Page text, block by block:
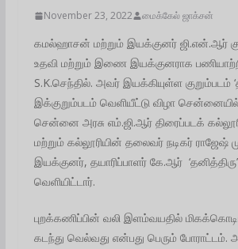
November 23, 2022 மைக்கேல் ஜாக்சன்
கமல்ஹாசன் மற்றும் இயக்குனர் ஜி.என்.ஆர்
உதவி மற்றும் இணை இயக்குனராக
S.K.செந்தில். அவர் இயக்கியுள்ள குறும்படம்
இக்குறும்படம் வெளியீட்டு விழா
சென்னை அரசு எம்.ஜி.ஆர் திரைப்படக்
மற்றும் கல்லூரியின் தலைவர் நடிகர் ராஜேஷ்
இயக்குனர், தயாரிப்பாளர் கே.ஆர்
வெளியிட்டார்.
புறக்கணிப்பின் வலி இளம்வயதில்
கடந்து வெல்வது என்பது பெரும் போராட்டம்.